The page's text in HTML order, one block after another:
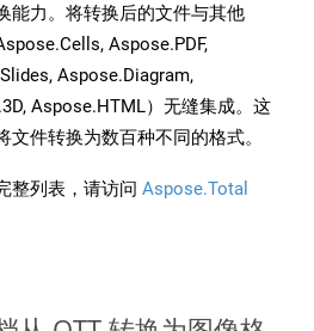
能力。将转换后的文件与其他
Aspose.PDF,
Aspose.Diagram,
Aspose.HTML）无缝集成。这
件转换为数百种不同的格式。
整列表，请访问 Aspose.Total